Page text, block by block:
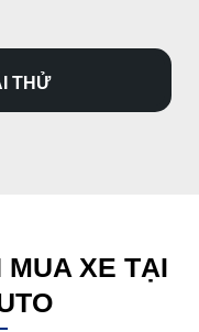
THỬ
MUA XE TẠI